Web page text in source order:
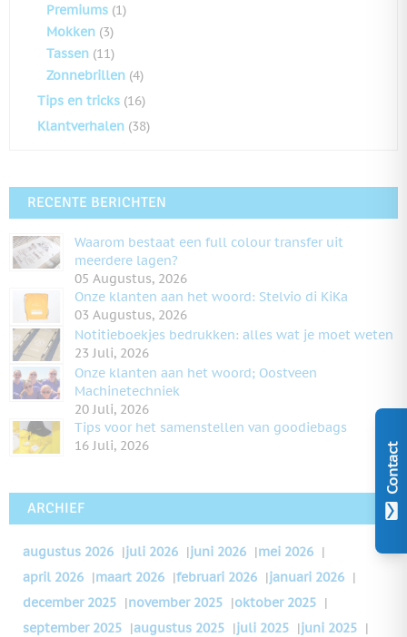
Contact
Premiums (1)
Mokken (3)
Tassen (11)
Zonnebrillen (4)
Tips en tricks (16)
Klantverhalen (38)
RECENTE BERICHTEN
Waarom bestaat een full colour transfer uit
meerdere lagen?
05 Augustus, 2026
Onze klanten aan het woord: Stelvio di KiKa
03 Augustus, 2026
Notitieboekjes bedrukken: alles wat je moet weten
23 Juli, 2026
Onze klanten aan het woord; Oostveen
Machinetechniek
20 Juli, 2026
Tips voor het samenstellen van goodiebags
16 Juli, 2026
ARCHIEF
augustus 2026 |juli 2026 |juni 2026 |mei 2026 |
april 2026 |maart 2026 |februari 2026 |januari 2026 |
december 2025 |november 2025 |oktober 2025 |
september 2025 |augustus 2025 |juli 2025 |juni 2025 |